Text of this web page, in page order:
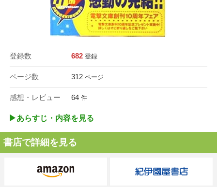
登録数 682 登録
ページ数 312 ページ
感想・レビュー 64 件
▶︎あらすじ・内容を見る
書店で詳細を見る